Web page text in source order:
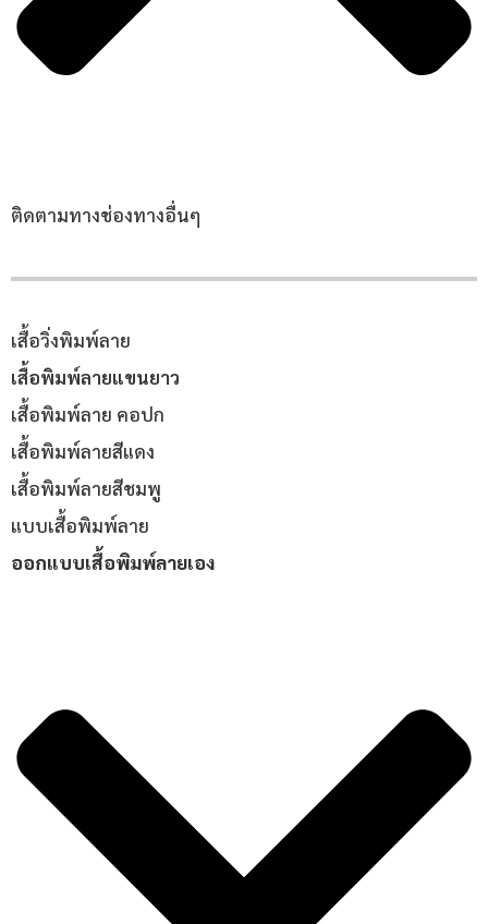
ติดตามทางช่องทางอื่นๆ
เสื้อวิ่งพิมพ์ลาย
เสื้อพิมพ์ลายแขนยาว
เสื้อพิมพ์ลาย คอปก
เสื้อพิมพ์ลายสีแดง
เสื้อพิมพ์ลายสีชมพู
แบบเสื้อพิมพ์ลาย
ออกแบบเสื้อพิมพ์ลายเอง